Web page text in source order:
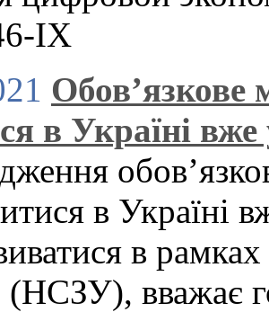
IX
Обов’язкове
в Україні
в Україні
в
(НСЗУ), вважає